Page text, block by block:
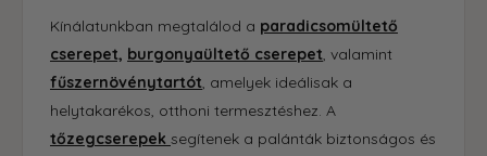
Kínálatunkban megtalálod a paradicsomültető
cserepet, burgonyaültető cserepet, valamint
fűszernövénytartót, amelyek ideálisak a
helytakarékos, otthoni termesztéshez. A
tőzegcserepek segítenek a palánták biztonságos és